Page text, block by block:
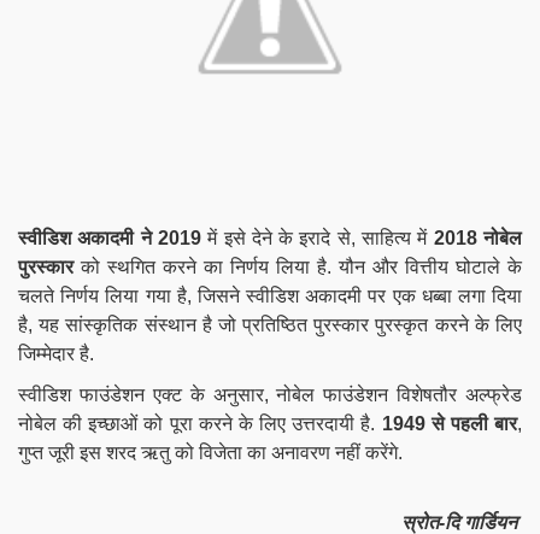
स्वीडिश अकादमी ने 2019में इसे देने के इरादे से, साहित्य में 2018 नोबेल
पुरस्कारको स्थगित करने का निर्णय लिया है. यौन और वित्तीय घोटाले के
चलते निर्णय लिया गया है, जिसने स्वीडिश अकादमी पर एक धब्बा लगा दिया
है, यह सांस्कृतिक संस्थान है जो प्रतिष्ठित पुरस्कार पुरस्कृत करने के लिए
जिम्मेदार है.
स्वीडिश फाउंडेशन एक्ट के अनुसार, नोबेल फाउंडेशन विशेषतौर अल्फ्रेड
नोबेल की इच्छाओं को पूरा करने के लिए उत्तरदायी है. 1949 से पहली बार,
गुप्त जूरी इस शरद ऋतु को विजेता का अनावरण नहीं करेंगे.
स्रोत-दि गार्डियन